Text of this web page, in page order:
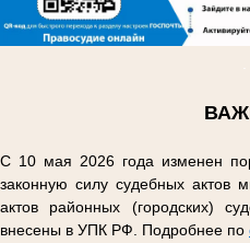
С 10 мая 2026 года изменен
законную силу судебных актов
актов районных (городских)
внесены в УПК РФ. Подробнее по